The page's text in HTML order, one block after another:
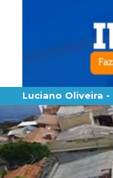
Luciano Oliveira -